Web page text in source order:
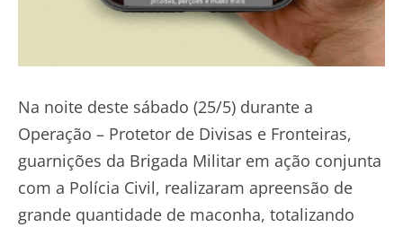
Na noite deste sábado (25/5) durante a
Operação – Protetor de Divisas e Fronteiras,
guarnições da Brigada Militar em ação conjunta
com a Polícia Civil, realizaram apreensão de
grande quantidade de maconha, totalizando